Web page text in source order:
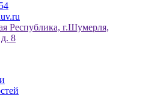
Республика, г.Шумерля,
8